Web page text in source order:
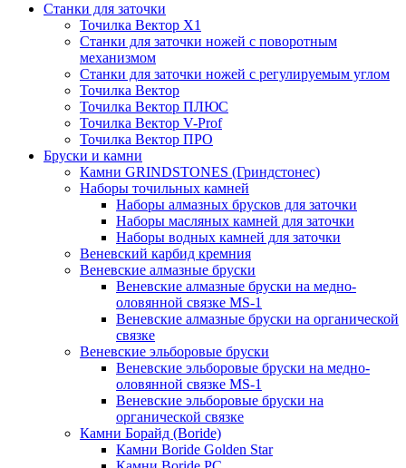
Станки для заточки
Точилка Вектор X1
Станки для заточки ножей с поворотным
механизмом
Станки для заточки ножей с регулируемым углом
Точилка Вектор
Точилка Вектор ПЛЮС
Точилка Вектор V-Prof
Точилка Вектор ПРО
Бруски и камни
Камни GRINDSTONES (Гриндстонес)
Наборы точильных камней
Наборы алмазных брусков для заточки
Наборы масляных камней для заточки
Наборы водных камней для заточки
Веневский карбид кремния
Веневские алмазные бруски
Веневские алмазные бруски на медно-
оловянной связке MS-1
Веневские алмазные бруски на органической
связке
Веневские эльборовые бруски
Веневские эльборовые бруски на медно-
оловянной связке MS-1
Веневские эльборовые бруски на
органической связке
Камни Борайд (Boride)
Камни Boride Golden Star